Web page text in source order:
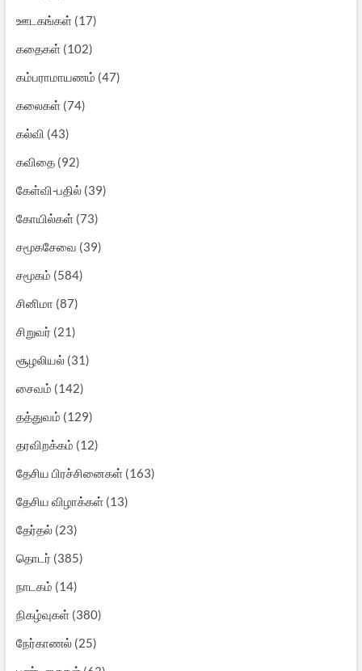
ஊடகங்கள்(17)
கதைகள்(102)
கம்பராமாயணம் (47)
கலைகள்(74)
கல்வி (43)
கவிதை(92)
கேள்வி-பதில்(39)
கோயில்கள்(73)
சமூகசேவை (39)
சமூகம் (584)
சினிமா (87)
சிறுவர் (21)
சூழலியல்(31)
சைவம் (142)
தத்துவம் (129)
தரவிறக்கம் (12)
தேசிய பிரச்சினைகள்(163)
தேசிய விழாக்கள்(13)
தேர்தல்(23)
தொடர் (385)
நாடகம் (14)
நிகழ்வுகள்(380)
நேர்காணல்(25)